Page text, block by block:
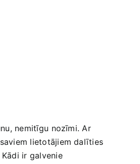
nemitīgu⁤ nozīmi. Ar
lietotājiem dalīties
ir galvenie